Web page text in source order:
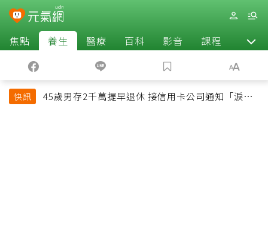
焦點 養生 醫療 百科 影音 課程 退休
快訊
45歲男存2千萬提早退休 接信用卡公司通知「淚回